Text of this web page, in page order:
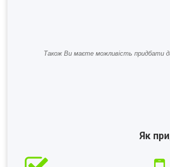
Також Ви маєте можливість придбати
Як